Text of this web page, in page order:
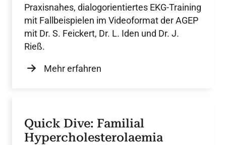
Praxisnahes, dialogorientiertes EKG-Training
mit Fallbeispielen im Videoformat der AGEP
mit Dr. S. Feickert, Dr. L. Iden und Dr. J.
Rieß.
Mehr erfahren
Quick Dive: Familial
Hypercholesterolaemia